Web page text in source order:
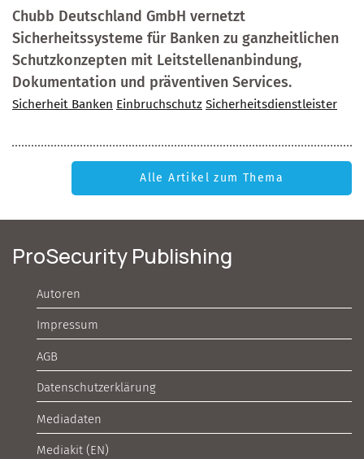
Chubb Deutschland GmbH vernetzt
Sicherheitssysteme für Banken zu ganzheitlichen
Schutzkonzepten mit Leitstellenanbindung,
Dokumentation und präventiven Services.
Sicherheit Banken Einbruchschutz Sicherheitsdienstleister
Alle Artikel zum Thema
ProSecurity Publishing
Autoren
Impressum
AGB
Datenschutzerklärung
Mediadaten
Mediakit (EN)